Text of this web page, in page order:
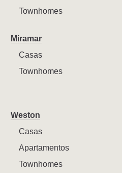
Townhomes
Miramar
Casas
Townhomes
Weston
Casas
Apartamentos
Townhomes